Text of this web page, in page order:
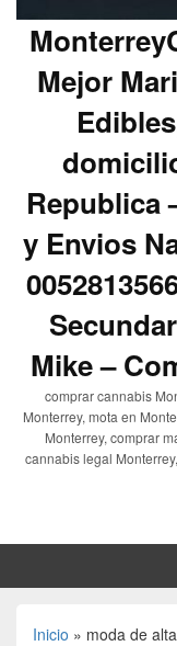
Mejor
Republica
y Envios
Mike –
comprar cannabis
Monterrey, mota en
Monterrey, comprar
cannabis legal
Inicio » moda de